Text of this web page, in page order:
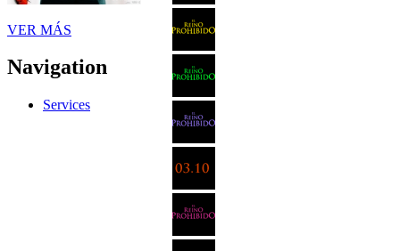
VER MÁS
Navigation
Services